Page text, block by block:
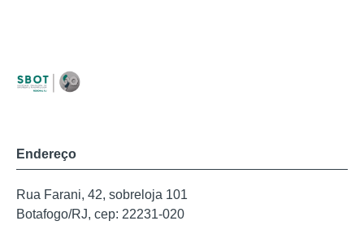
Endereço
Rua Farani, 42, sobreloja 101
Botafogo/RJ, cep: 22231-020